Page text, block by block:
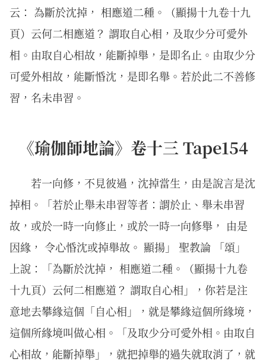
云： 為斷於沈掉， 相應道二種。（顯揚十九卷十九
頁）云何二相應道？ 謂取自心相，及取少分可愛外
相。由取自心相故，能斷掉舉，是即名止。由取少分
可愛外相故，能斷惛沈，是即名舉。若於此二不善修
習，名未串習。
《瑜伽師地論》卷十三 Tape154
若一向修，不見彼過，沈掉當生，由是說言是沈
掉相。「若於止舉未串習等者：謂於止、舉未串習
故，或於一時一向修止，或於一時一向修舉， 由是
因緣， 令心惛沈或掉舉故。 顯揚」 聖教論 「頌」
上說：「為斷於沈掉， 相應道二種。（顯揚十九卷
十九頁）云何二相應道？ 謂取自心相」，你若是注
意地去攀緣這個「自心相」，就是攀緣這個所緣境，
這個所緣境叫做心相。「及取少分可愛外相。由取自
心相故，能斷掉舉」，就把掉舉的過失就取消了，就